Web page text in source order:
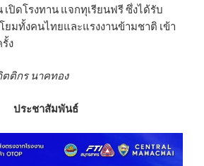
ปิดโรงทาน แจกทุเรียนฟรี ซึ่งได้รับ
มทั้งคนไทยและแรงงานข้ามชาติ เข้า
ง
ตติกร นาคทอง
ประชาสัมพันธ์